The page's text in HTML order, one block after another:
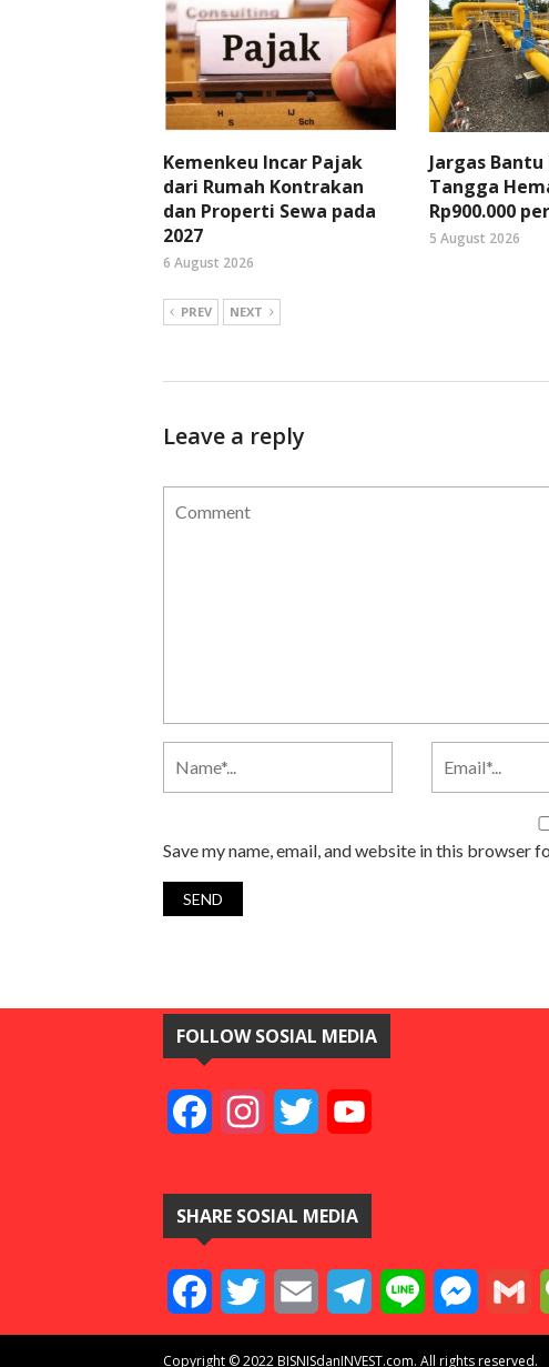
Kemenkeu Incar Pajak
dari Rumah Kontrakan
dan Properti Sewa pada
2027
6 August 2026
Jargas Bantu
Tangga
Rp900.000
5 August 2026
PREV NEXT
Leave a reply
Save my name, email, and website in this browser
FOLLOW SOSIAL MEDIA
FacebookInstagramTwitter
SHARE SOSIAL MEDIA
FacebookTwitter Email TelegramLine
Copyright © 2022 BISNISdanINVEST.com. All rights reserved.